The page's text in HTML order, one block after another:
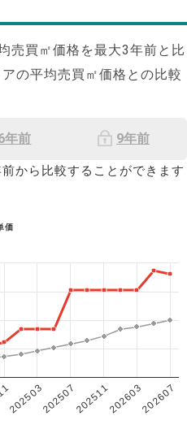
売買㎡価格を最大3年前と比
の平均売買㎡価格との比較
年前 9年前
から比較することができます
価
202503202507202511202603202607